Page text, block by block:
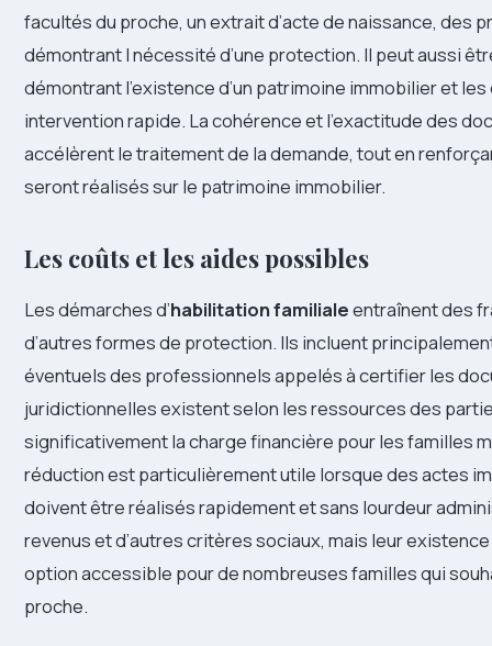
facultés du proche, un extrait d’acte de naissance, des
démontrant l nécessité d’une protection. Il peut aussi
démontrant l’existence d’un patrimoine immobilier et
intervention rapide. La cohérence et l’exactitude des
accélèrent le traitement de la demande, tout en
seront réalisés sur le patrimoine immobilier.
Les coûts et les aides possibles
Les démarches d’habilitation familialeentraînent des
d’autres formes de protection. Ils incluent
éventuels des professionnels appelés à certifier les
juridictionnelles existent selon les ressources des
significativement la charge financière pour les familles
réduction est particulièrement utile lorsque des actes
doivent être réalisés rapidement et sans lourdeur
revenus et d’autres critères sociaux, mais leur
option accessible pour de nombreuses familles qui
proche.